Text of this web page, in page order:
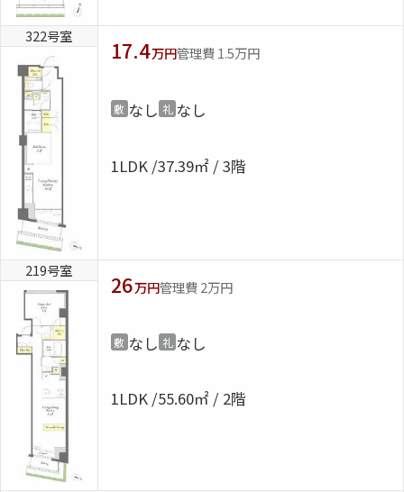
322号室
17.4万円管理費 1.5万円
敷 なし 礼 なし
1LDK 37.39㎡ / 3階
219号室
26万円管理費 2万円
敷 なし 礼 なし
1LDK 55.60㎡ / 2階